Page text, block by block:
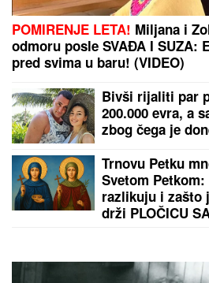
"UZNEMIREN SAM, BRAT MI
POŽARIMA"Darko Tanasijević
situacije u Deliblatskoj peščari:
EVAKUISANI", otkrio koje